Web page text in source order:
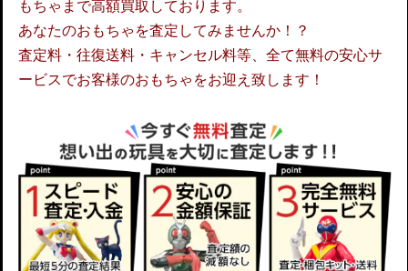
もちゃまで高額買取しております。
あなたのおもちゃを査定してみませんか！？
査定料・往復送料・キャンセル料等、全て無料の安心サ
ービスでお客様のおもちゃをお迎え致します！